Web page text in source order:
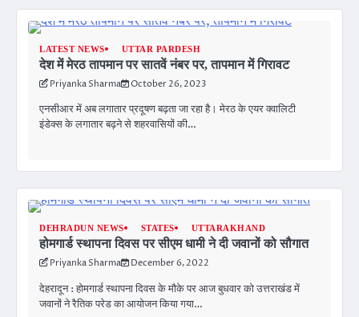
LATEST NEWS UTTAR PARDESH
देश में मेरठ तापमान पर सातवें नंबर पर, तापमान में गिरावट
Priyanka Sharma October 26, 2023
एनसीआर में अब लगातार प्रदूषण बढ़ता जा रहा है। मेरठ के एयर क्वालिटी
इंडेक्स के लगातार बढ़ने से शहरवासियों की…
DEHRADUN NEWS STATES UTTARAKHAND
होमगार्ड स्थापना दिवस पर सीएम धामी ने दी जवानों को सौगात
Priyanka Sharma December 6, 2022
देहरादून : होमगार्ड स्थापना दिवस के मौके पर आज बुधवार को उत्तराखंड में
जवानों ने रैतिक परेड का आयोजन किया गया…